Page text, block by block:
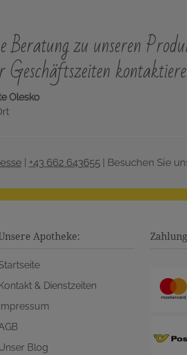
zu unseren
Geschäftszeiten
Olesko
| +43 662 643655| Besuchen Sie
Apotheke:
& Dienstzeiten
Blog